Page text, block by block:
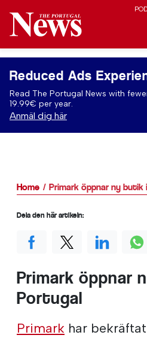
Reduced Ads
Read The Portugal News with
19.99€ per year.
Anmäl dig här
Home Primark öppnar ny butik
Primark öppnar
Portugal
Primark har
Dela den här artikeln: